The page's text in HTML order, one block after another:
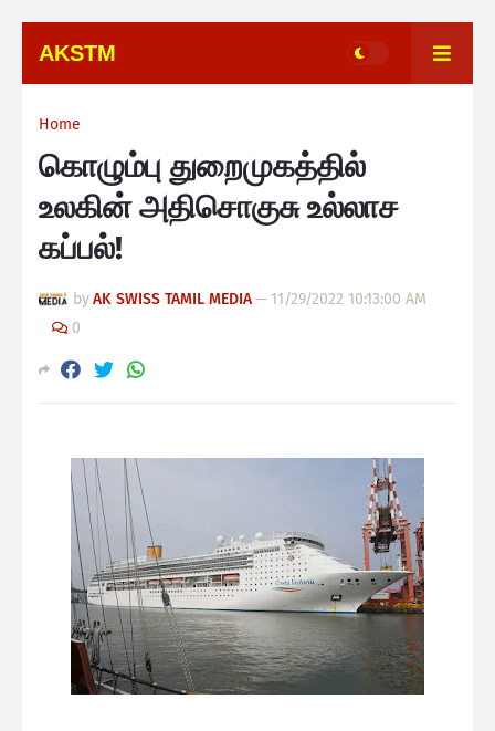
AKSTM
Home
கொழும்பு துறைமுகத்தில்
உலகின் அதிசொகுசு உல்லாச
கப்பல்!
byAK SWISS TAMIL MEDIA— 11/29/2022 10:13:00 AM
0